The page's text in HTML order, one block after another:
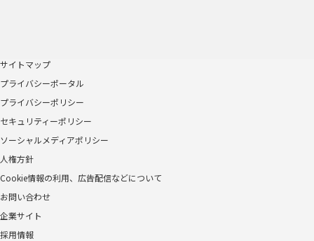
サイトマップ
プライバシーポータル
プライバシーポリシー
セキュリティーポリシー
ソーシャルメディアポリシー
人権方針
Cookie情報の利用、広告配信などについて
お問い合わせ
企業サイト
採用情報